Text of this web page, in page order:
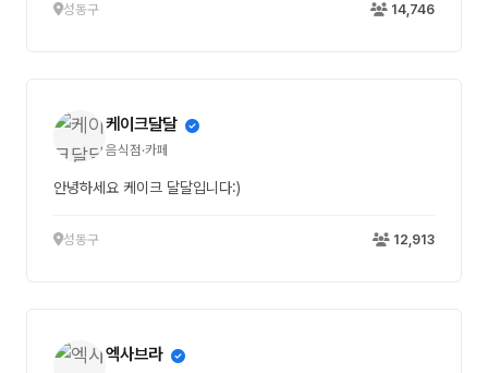
성동구 14,746
케이크달달
음식점·카페
안녕하세요 케이크 달달입니다:)
성동구 12,913
엑사브라